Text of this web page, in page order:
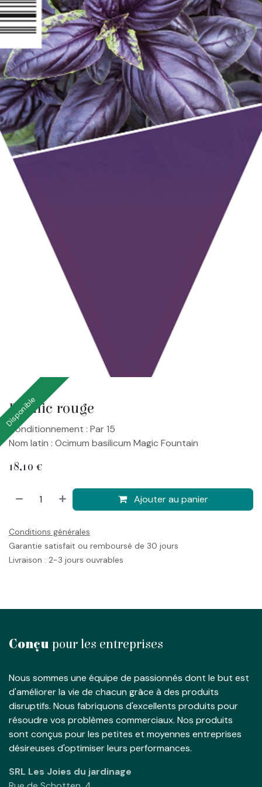
Basilic rouge
Disponible
Conditionnement : Par 15
Nom latin : Ocimum basilicum Magic Fountain
18,10 €
Ajouter au panier
Conditions générales
Garantie satisfait ou remboursé de 30 jours
Livraison : 2-3 jours ouvrables
Conçu pour les entreprises
Nous sommes une équipe de passionnés dont le but est
d'améliorer la vie de chacun grâce à des produits
disruptifs. Nous fabriquons d'excellents produits pour
résoudre vos problèmes commerciaux. Nos produits
sont conçus pour les petites et moyennes entreprises
désireuses d'optimiser leurs performances.
SRL Les Joies du jardinage